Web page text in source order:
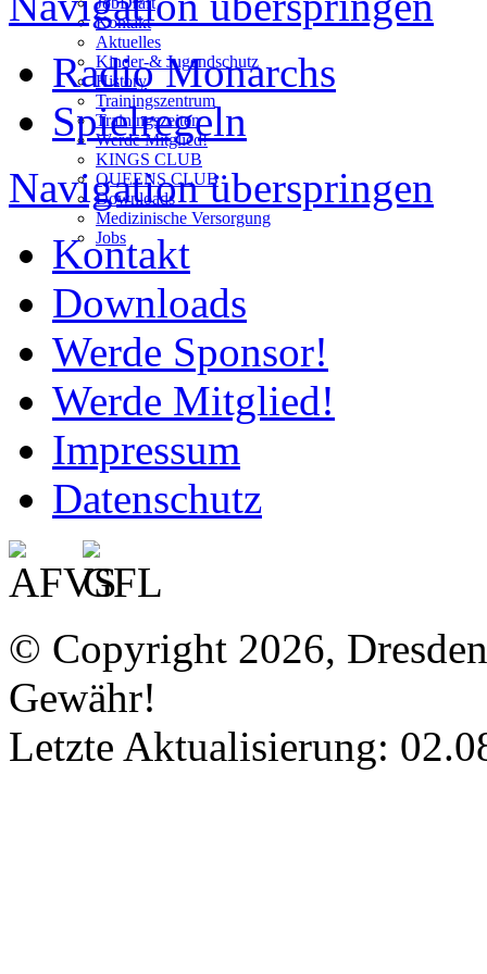
Kontakt
Aktuelles
Kinder-& Jugendschutz
History
Trainingszentrum
Trainingszeiten
Werde Mitglied!
KINGS CLUB
QUEENS CLUB
Downloads
Medizinische Versorgung
Jobs
Radio Monarchs
Spielregeln
Navigation überspringen
Kontakt
Downloads
Werde Sponsor!
Werde Mitglied!
Impressum
Datenschutz
© Copyright 2026,
Gewähr!
Letzte Aktualisierung: